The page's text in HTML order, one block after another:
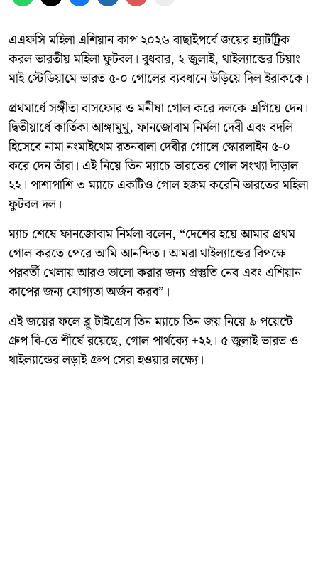
এএফসি মহিলা এশিয়ান কাপ ২০২৬ বাছাইপর্বে জয়ের হ্যাটট্রিক
করল ভারতীয় মহিলা ফুটবল। বুধবার, ২ জুলাই, থাইল্যান্ডের চিয়াং
মাই স্টেডিয়ামে ভারত ৫-০ গোলের ব্যবধানে উড়িয়ে দিল ইরাককে।
প্রথমার্ধে সঙ্গীতা বাসফোর ও মনীষা গোল করে দলকে এগিয়ে দেন।
দ্বিতীয়ার্ধে কার্তিকা আঙ্গামুথু, ফানজোবাম নির্মলা দেবী এবং বদলি
হিসেবে নামা নংমাইথেম রতনবালা দেবীর গোলে স্কোরলাইন ৫-০
করে দেন তাঁরা। এই নিয়ে তিন ম্যাচে ভারতের গোল সংখ্যা দাঁড়াল
২২। পাশাপাশি ৩ ম্যাচে একটিও গোল হজম করেনি ভারতের মহিলা
ফুটবল দল।
ম্যাচ শেষে ফানজোবাম নির্মলা বলেন, “দেশের হয়ে আমার প্রথম
গোল করতে পেরে আমি আনন্দিত। আমরা থাইল্যান্ডের বিপক্ষে
পরবর্তী খেলায় আরও ভালো করার জন্য প্রস্তুতি নেব এবং এশিয়ান
কাপের জন্য যোগ্যতা অর্জন করব”।
এই জয়ের ফলে ব্লু টাইগ্রেস তিন ম্যাচে তিন জয় নিয়ে ৯ পয়েন্টে
গ্রুপ বি-তে শীর্ষে রয়েছে, গোল পার্থক্যে +২২। ৫ জুলাই ভারত ও
থাইল্যান্ডের লড়াই গ্রুপ সেরা হওয়ার লক্ষ্যে।